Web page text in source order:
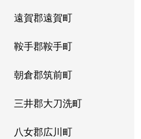
遠賀郡遠賀町
鞍手郡鞍手町
朝倉郡筑前町
三井郡大刀洗町
八女郡広川町